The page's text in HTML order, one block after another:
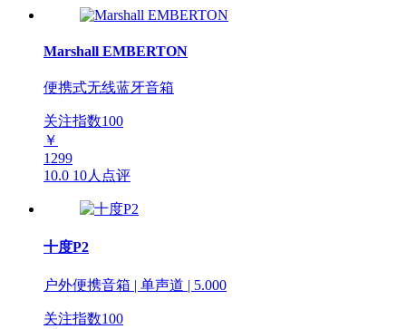
Marshall EMBERTON
便携式无线蓝牙音箱
关注指数100
￥
1299
10.0 10人点评
十度P2
户外便携音箱 | 单声道 | 5.000
关注指数100